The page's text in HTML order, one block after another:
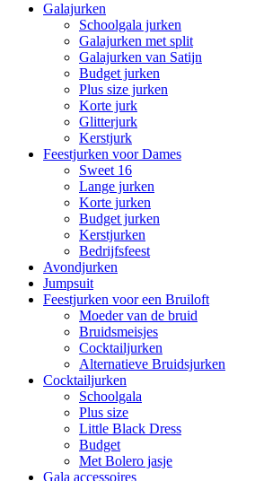
Galajurken
Schoolgala jurken
Galajurken met split
Galajurken van Satijn
Budget jurken
Plus size jurken
Korte jurk
Glitterjurk
Kerstjurk
Feestjurken voor Dames
Sweet 16
Lange jurken
Korte jurken
Budget jurken
Kerstjurken
Bedrijfsfeest
Avondjurken
Jumpsuit
Feestjurken voor een Bruiloft
Moeder van de bruid
Bruidsmeisjes
Cocktailjurken
Alternatieve Bruidsjurken
Cocktailjurken
Schoolgala
Plus size
Little Black Dress
Budget
Met Bolero jasje
Gala accessoires